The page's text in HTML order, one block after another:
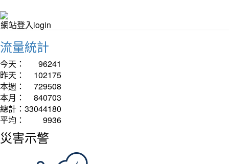
網站登入login
流量統計
今天：
96241
昨天：
102175
本週：
729508
本月：
840703
總計： 33044180
平均：
9936
災害示警